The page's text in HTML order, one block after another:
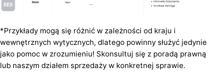
*Przykłady mogą się różnić w zależności od kraju i
wewnętrznych wytycznych, dlatego powinny służyć jedynie
jako pomoc w zrozumieniu! Skonsultuj się z poradą prawną
lub naszym działem sprzedaży w konkretnej sprawie.